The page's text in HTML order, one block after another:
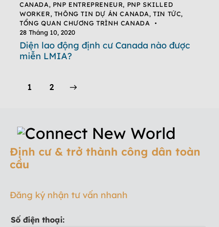
CANADA, PNP ENTREPRENEUR, PNP SKILLED
WORKER, THÔNG TIN DỰ ÁN CANADA,TIN TỨC,
TỔNG QUAN CHƯƠNG TRÌNH CANADA
28 Tháng 10, 2020
Diện lao động định cư Canada nào được
miễn LMIA?
1 2
Định cư & trở thành công dân toàn
cầu
Đăng ký nhận tư vấn nhanh
Số điện thoại: